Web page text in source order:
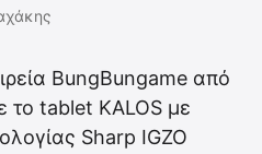
BungBungame από
το tablet KALOS με
Sharp IGZO